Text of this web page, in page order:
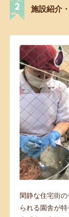
施設紹介
閑静な住宅街
られる園舎が